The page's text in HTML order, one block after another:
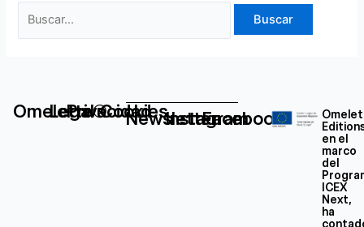
Omelette®
Legal
Privacidad
Cookies
Newsletter
Instagram
Facebook
en el
marco
del
ICEX
Next,
ha